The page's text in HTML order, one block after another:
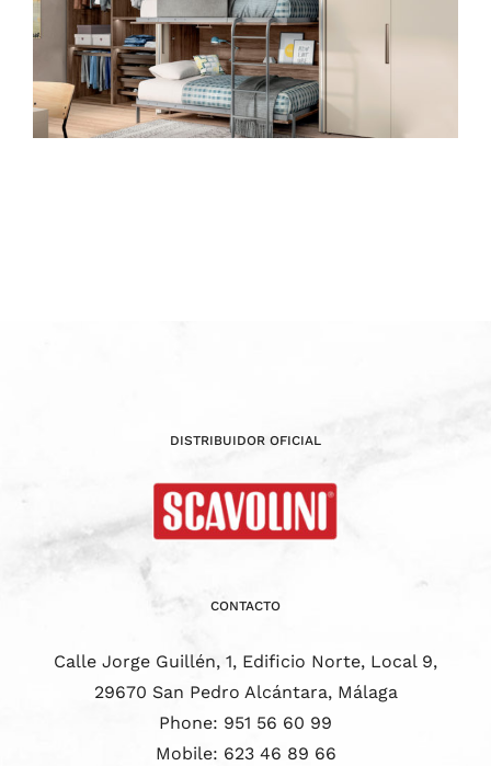
DISTRIBUIDOR OFICIAL
CONTACTO
Calle Jorge Guillén, 1, Edificio Norte, Local 9,
29670 San Pedro Alcántara, Málaga
Phone: 951 56 60 99
Mobile: 623 46 89 66